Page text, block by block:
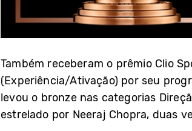
Também receberam o prêmio Clio
(Experiência/Ativação) por seu
levou o bronze nas categorias
estrelado por Neeraj Chopra, duas